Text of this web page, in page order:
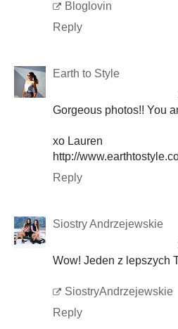
Bloglovin
Reply
Earth to Style
Gorgeous photos!! You
xo Lauren
http://
Reply
Siostry Andrzejewskie
Wow! Jeden z lepszych
SiostryAndrzejewskie
Reply